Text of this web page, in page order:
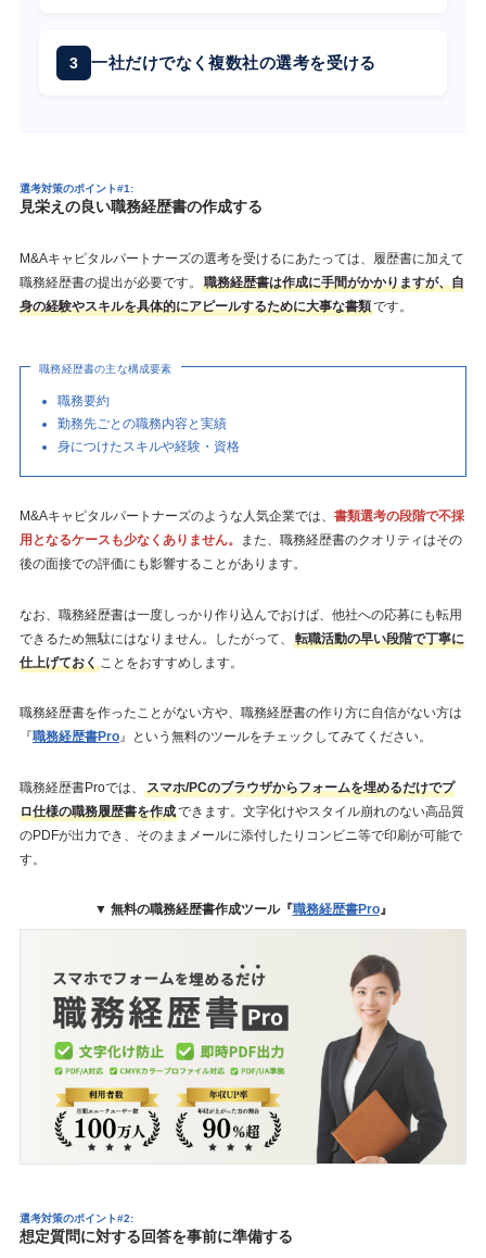
一社だけでなく複数社の選考を受ける
選考対策のポイント#1:
見栄えの良い職務経歴書の作成する
M&Aキャピタルパートナーズの選考を受けるにあたっては、履歴書に加えて
職務経歴書の提出が必要です。
職務経歴書は作成に手間がかかりますが、自
身の経験やスキルを具体的にアピールするために大事な書類です。
職務経歴書の主な構成要素
職務要約
勤務先ごとの職務内容と実績
身につけたスキルや経験・資格
M&Aキャピタルパートナーズのような人気企業では、 書類選考の段階で不採
用となるケースも少なくありません。
また、職務経歴書のクオリティはその
後の面接での評価にも影響することがあります。
なお、職務経歴書は一度しっかり作り込んでおけば、他社への応募にも転用
できるため無駄にはなりません。したがって、
転職活動の早い段階で丁寧に
仕上げておく ことをおすすめします。
職務経歴書を作ったことがない方や、職務経歴書の作り方に自信がない方は
『職務経歴書Pro』という無料のツールをチェックしてみてください。
職務経歴書Proでは、
スマホ/PCのブラウザからフォームを埋めるだけでプ
ロ仕様の職務履歴書を作成できます。文字化けやスタイル崩れのない高品質
のPDFが出力でき、そのままメールに添付したりコンビニ等で印刷が可能で
す。
▼ 無料の職務経歴書作成ツール『職務経歴書Pro』
選考対策のポイント#2:
想定質問に対する回答を事前に準備する